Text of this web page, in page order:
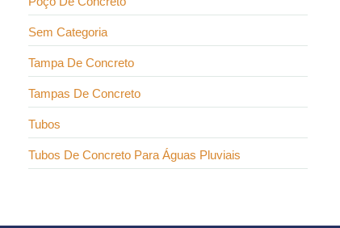
Sem Categoria
Tampa De Concreto
Tampas De Concreto
Tubos
Tubos De Concreto Para Águas Pluviais